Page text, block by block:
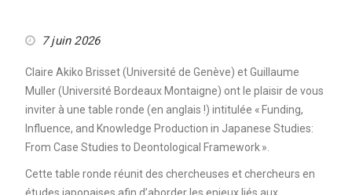
7 juin 2026
Claire Akiko Brisset (Université de Genève) et Guillaume
Muller (Université Bordeaux Montaigne) ont le plaisir de vous
inviter à une table ronde (en anglais !) intitulée « Funding,
Influence, and Knowledge Production in Japanese Studies:
From Case Studies to Deontological Framework ».
Cette table ronde réunit des chercheuses et chercheurs en